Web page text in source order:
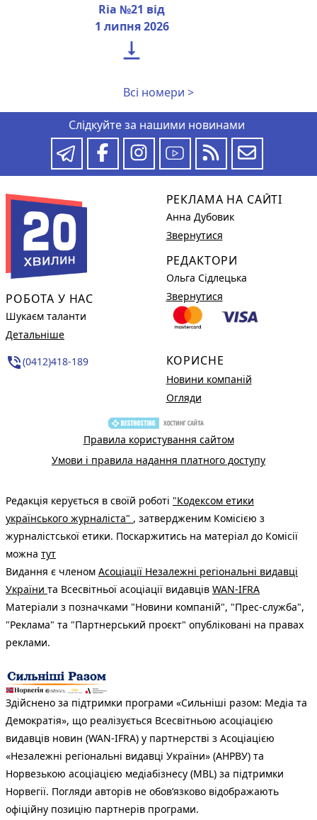
Ria №21 від
1 липня 2026

Всі номери >
Слідкуйте за нашими новинами
РОБОТА У НАС
Шукаєм таланти
Детальніше
phone_in_talk(0412)418-189
РЕКЛАМА НА САЙТІ
Анна Дубовик
Звернутися
РЕДАКТОРИ
Ольга Сідлецька
Звернутися
КОРИСНЕ
Новини компаній
Огляди
Правила користування сайтом
Умови і правила надання платного доступу
Редакція керується в своїй роботі "Кодексом етики
українського журналіста" , затвердженим Комісією з
журналістської етики. Поскаржитись на матеріал до Комісії
можна тут
Видання є членом Асоціації Незалежні регіональні видавці
України та Всесвітньої асоціації видавців WAN-IFRA
Матеріали з позначками "Новини компаній", "Прес-служба",
"Реклама" та "Партнерський проєкт" опубліковані на правах
реклами.
Здійснено за підтримки програми «Сильніші разом: Медіа та
Демократія», що реалізується Всесвітньою асоціацією
видавців новин (WAN-IFRA) у партнерстві з Асоціацією
«Незалежні регіональні видавці України» (АНРВУ) та
Норвезькою асоціацією медіабізнесу (MBL) за підтримки
Норвегії. Погляди авторів не обов’язково відображають
офіційну позицію партнерів програми.